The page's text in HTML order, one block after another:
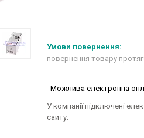
повернення товару
У компанії підключені
сайту.